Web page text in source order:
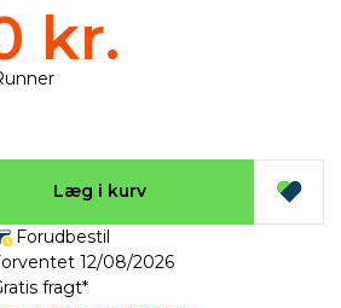
kr.
Læg i kurv
Forudbestil
12/08/2026
fragt*